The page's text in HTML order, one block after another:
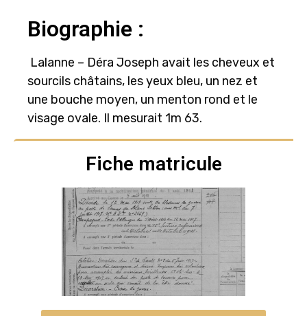
Biographie :
Lalanne – Déra Joseph avait les cheveux et
sourcils châtains, les yeux bleu, un nez et
une bouche moyen, un menton rond et le
visage ovale. Il mesurait 1m 63.
Fiche matricule